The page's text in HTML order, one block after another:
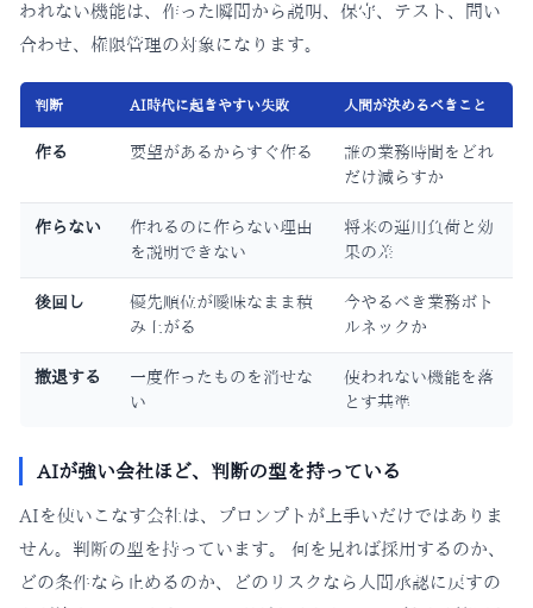
われない機能は、作った瞬間から説明、保守、テスト、問い
合わせ、権限管理の対象になります。
判断 AI時代に起きやすい失敗 人間が決めるべきこと
作る 要望があるからすぐ作る
誰の業務時間をどれ
だけ減らすか
作らない
作れるのに作らない理由
を説明できない
将来の運用負荷と効
果の差
後回し
優先順位が曖昧なまま積
み上がる
今やるべき業務ボト
ルネックか
撤退する
一度作ったものを消せな
い
使われない機能を落
とす基準
AIが強い会社ほど、判断の型を持っている
AIを使いこなす会社は、プロンプトが上手いだけではありま
せん。判断の型を持っています。 何を見れば採用するのか、
どの条件なら止めるのか、どのリスクなら人間承認に戻すの